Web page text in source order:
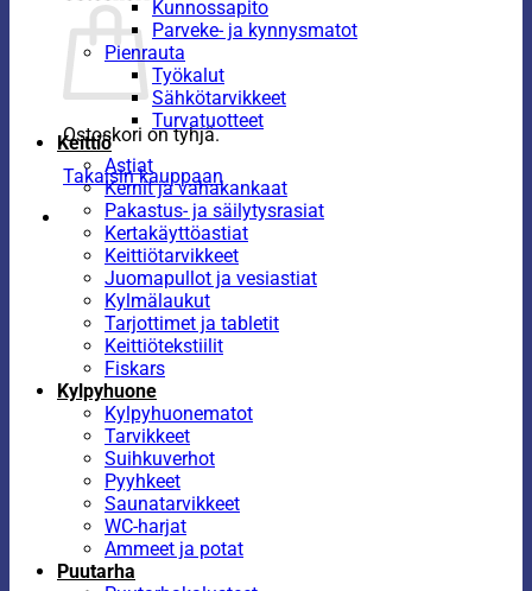
Ostoskori on tyhjä.
Takaisin kauppaan
Kunnossapito
Parveke- ja kynnysmatot
Pienrauta
Työkalut
Sähkötarvikkeet
Turvatuotteet
Keittiö
Astiat
Kernit ja vahakankaat
Pakastus- ja säilytysrasiat
Kertakäyttöastiat
Keittiötarvikkeet
Juomapullot ja vesiastiat
Kylmälaukut
Tarjottimet ja tabletit
Keittiötekstiilit
Fiskars
Kylpyhuone
Kylpyhuonematot
Tarvikkeet
Suihkuverhot
Pyyhkeet
Saunatarvikkeet
WC-harjat
Ammeet ja potat
Puutarha